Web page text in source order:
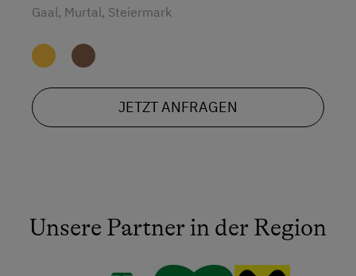
Gaal, Murtal, Steiermark
JETZT ANFRAGEN
Unsere Partner in der Region